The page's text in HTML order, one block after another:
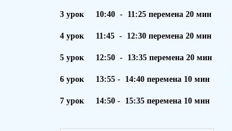
3 урок 10:40 - 11:25 перемена 20 мин
4 урок 11:45 - 12:30 перемена 20 мин
5 урок 12:50 - 13:35 перемена 20 мин
6 урок 13:55 - 14:40 перемена 10 мин
7 урок 14:50 - 15:35 перемена 10 мин